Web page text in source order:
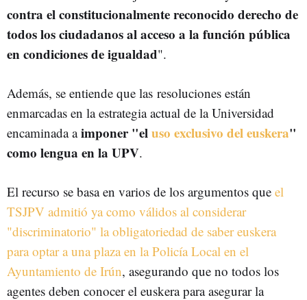
contra el constitucionalmente reconocido derecho de
todos los ciudadanos al acceso a la función pública
en condiciones de igualdad".
Además, se entiende que las resoluciones están
enmarcadas en la estrategia actual de la Universidad
encaminada aimponer "eluso exclusivo del euskera"
como lengua en la UPV.
El recurso se basa en varios de los argumentos que el
TSJPV admitió ya como válidos al considerar
"discriminatorio" la obligatoriedad de saber euskera
para optar a una plaza en la Policía Local en el
Ayuntamiento de Irún, asegurando que no todos los
agentes deben conocer el euskera para asegurar la